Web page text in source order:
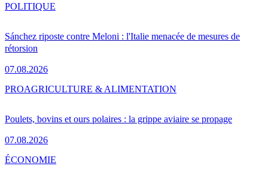
Sánchez riposte contre Meloni : l'Italie menacée de mesures de
rétorsion
07.08.2026
POLITIQUE
Poulets, bovins et ours polaires : la grippe aviaire se propage
07.08.2026
PROAGRICULTURE & ALIMENTATION
ÉCONOMIE